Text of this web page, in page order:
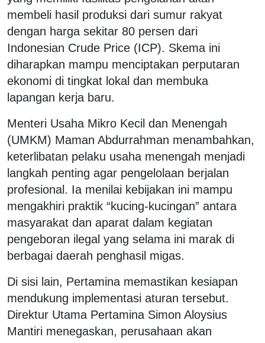
membeli hasil produksi dari sumur rakyat
dengan harga sekitar 80 persen dari
Indonesian Crude Price (ICP). Skema ini
diharapkan mampu menciptakan perputaran
ekonomi di tingkat lokal dan membuka
lapangan kerja baru.
Menteri Usaha Mikro Kecil dan Menengah
(UMKM) Maman Abdurrahman menambahkan,
keterlibatan pelaku usaha menengah menjadi
langkah penting agar pengelolaan berjalan
profesional. Ia menilai kebijakan ini mampu
mengakhiri praktik “kucing-kucingan” antara
masyarakat dan aparat dalam kegiatan
pengeboran ilegal yang selama ini marak di
berbagai daerah penghasil migas.
Di sisi lain, Pertamina memastikan kesiapan
mendukung implementasi aturan tersebut.
Direktur Utama Pertamina Simon Aloysius
Mantiri menegaskan, perusahaan akan